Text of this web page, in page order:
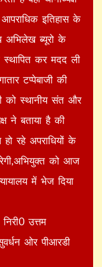
इतिहास के
अभिलेख ब्यूरो के
स्थापित कर मदद ली
टप्पेबाजी की
को स्थानीय संत और
ने बताया है की
रहे अपराधियों के
को आज
में भेज दिया
उत्तम
ओर पीआरडी